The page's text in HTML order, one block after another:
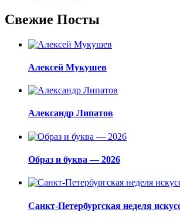
Свежие Посты
Алексей Мукушев
Александр Липатов
Образ и буква — 2026
Санкт-Петербургская неделя